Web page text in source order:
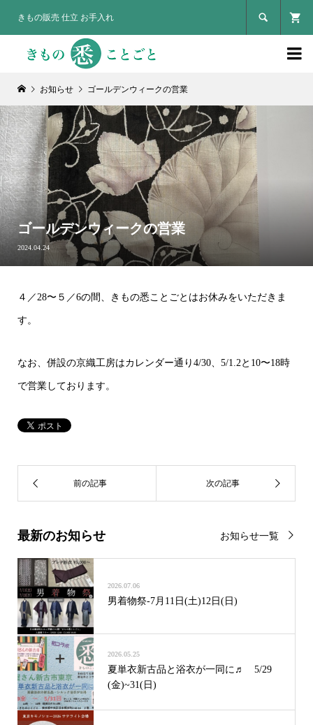
きもの販売 仕立 お手入れ 

お知らせ ゴールデンウィークの営業
ゴールデンウィークの営業
2024.04.24
４／28〜５／6の間、きもの悉ことごとはお休みをいただきま
す。
なお、併設の京織工房はカレンダー通り4/30、5/1.2と10〜18時
で営業しております。
最新のお知らせ お知らせ一覧
2026.07.06
男着物祭-7月11日(土)12日(日)
2026.05.25
夏単衣新古品と浴衣が一同に♬ 5/29
(金)~31(日)